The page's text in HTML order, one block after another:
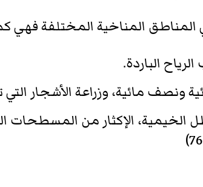
المناطق المناخية المختلفة فهي
الباردة.
ونصف مائية، وزراعة الأشجار
الخيمية، الإكثار من المسطحات